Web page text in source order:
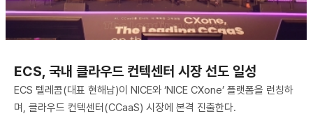
ECS, 국내 클라우드 컨텍센터 시장 선도 일성
ECS 텔레콤(대표 현해남)이 NICE와 ‘NICE CXone’ 플랫폼을 런칭하
며, 클라우드 컨텍센터(CCaaS) 시장에 본격 진출한다.